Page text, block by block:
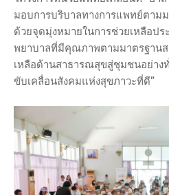
มอบการบริบาลทางการแพทย์ตาม
ด้วยจุดมุ่งหมายในการช่วยเหลือปร
พยาบาลที่มีคุณภาพตามมาตรฐานส
เหลือด้านสาธารณสุขสู่ชุมชนอย่าง
ขับเคลื่อนสังคมแห่งสุขภาวะที่ดี”